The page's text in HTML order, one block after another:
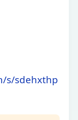
s/sdehxthp